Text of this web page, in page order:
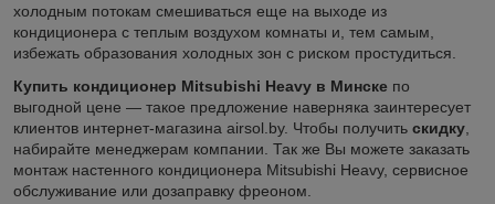
холодным потокам смешиваться еще на выходе из
кондиционера с теплым воздухом комнаты и, тем самым,
избежать образования холодных зон с риском простудиться.
Купить кондиционер Mitsubishi Heavy в Минске по
выгодной цене — такое предложение наверняка заинтересует
клиентов интернет-магазина airsol.by. Чтобы получить скидку,
набирайте менеджерам компании. Так же Вы можете заказать
монтаж настенного кондиционера Mitsubishi Heavy, сервисное
обслуживание или дозаправку фреоном.